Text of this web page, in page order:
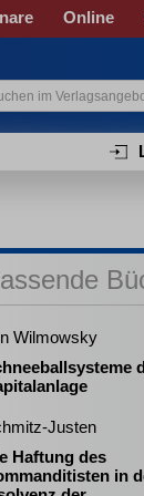
Online
Wilmowsky
Justen
Haftung des
in